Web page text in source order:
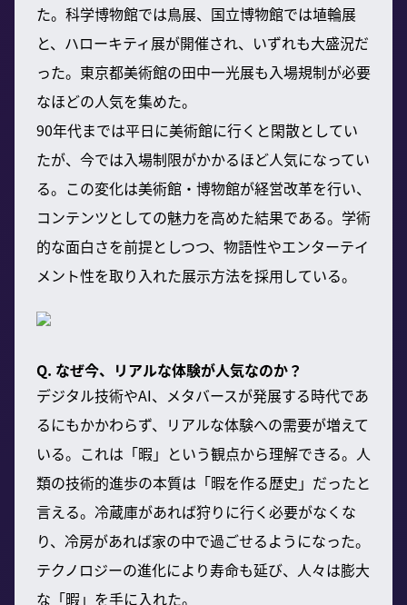
た。科学博物館では鳥展、国立博物館では埴輪展
と、ハローキティ展が開催され、いずれも大盛況だ
った。東京都美術館の田中一光展も入場規制が必要
なほどの人気を集めた。
90年代までは平日に美術館に行くと閑散としてい
たが、今では入場制限がかかるほど人気になってい
る。この変化は美術館・博物館が経営改革を行い、
コンテンツとしての魅力を高めた結果である。学術
的な面白さを前提としつつ、物語性やエンターテイ
メント性を取り入れた展示方法を採用している。
Q. なぜ今、リアルな体験が人気なのか？
デジタル技術やAI、メタバースが発展する時代であ
るにもかかわらず、リアルな体験への需要が増えて
いる。これは「暇」という観点から理解できる。人
類の技術的進歩の本質は「暇を作る歴史」だったと
言える。冷蔵庫があれば狩りに行く必要がなくな
り、冷房があれば家の中で過ごせるようになった。
テクノロジーの進化により寿命も延び、人々は膨大
な「暇」を手に入れた。